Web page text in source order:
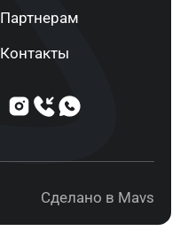
Партнерам
Контакты
Сделано в Mavs